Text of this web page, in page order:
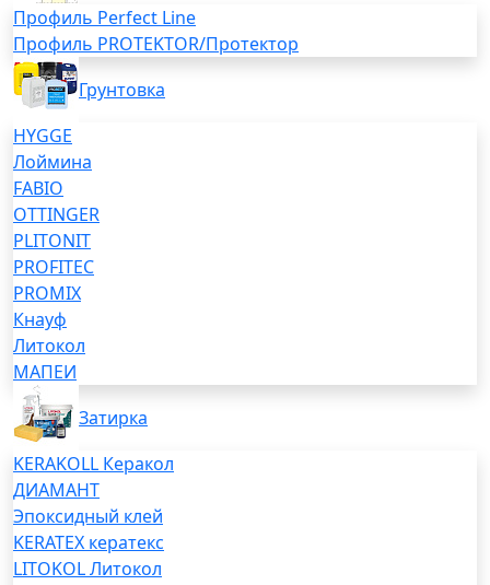
Профиль Perfect Line
Профиль PROTEKTOR/Протектор
Грунтовка
HYGGE
Лоймина
FABIO
OTTINGER
PLITONIT
PROFITEC
PROMIX
Кнауф
Литокол
МАПЕИ
Затирка
KERAKOLL Керакол
ДИАМАНТ
Эпоксидный клей
KERATEX кератекс
LITOKOL Литокол